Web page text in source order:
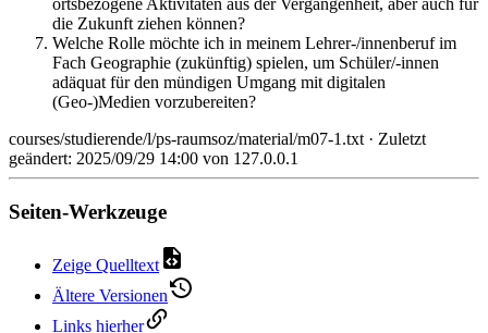
ortsbezogene Aktivitäten aus der Vergangenheit, aber auch für
die Zukunft ziehen können?
Welche Rolle möchte ich in meinem Lehrer-/innenberuf im
Fach Geographie (zukünftig) spielen, um Schüler/-innen
adäquat für den mündigen Umgang mit digitalen
(Geo-)Medien vorzubereiten?
courses/studierende/l/ps-raumsoz/material/m07-1.txt · Zuletzt
geändert: 2025/09/29 14:00 von 127.0.0.1
Seiten-Werkzeuge
Zeige Quelltext
Ältere Versionen
Links hierher